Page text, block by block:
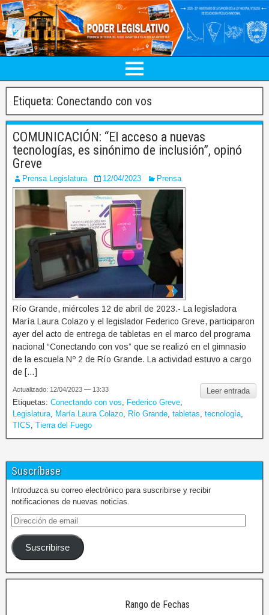
Etiqueta: Conectando con vos
COMUNICACIÓN: “El acceso a nuevas
tecnologías, es sinónimo de inclusión”, opinó
Greve
Prensa Legislatura 12/04/2023 Prensa
Río Grande, miércoles 12 de abril de 2023.- La legisladora
María Laura Colazo y el legislador Federico Greve, participaron
ayer del acto de entrega de tabletas en el marco del programa
nacional “Conectando con vos” que se realizó en el gimnasio
de la escuela Nº 2 de Río Grande. La actividad estuvo a cargo
de […]
Leer entrada
Actualizado: 12/04/2023 — 13:33
Etiquetas: Conectando con vos Federico Greve
Legislatura
María Laura Colazo Río Grande tabletas tecnología
TICS Tierra del Fuego
Suscríbase
Introduzca su correo electrónico para suscribirse y recibir
notificaciones de nuevas noticias.
Suscribirse
Rango de Fechas